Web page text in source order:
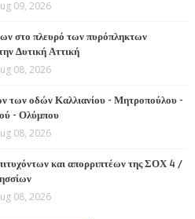
09, 2026
στο πλευρό των πυρόπληκτων
Δυτική Αττική
08, 2026
των οδών Καλλιανίου - Μητροπούλου -
- Ολύμπου
08, 2026
και απορριπτέων της ΣΟΧ 4 /
08, 2026